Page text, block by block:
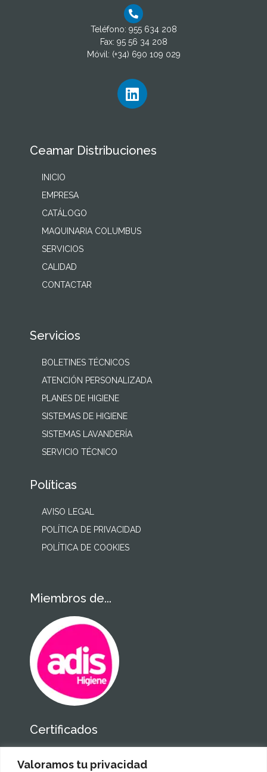
Valoramos tu privacidad
Teléfono: 955 634 208
Fax: 95 56 34 208
Móvil: (+34) 690 109 029
Ceamar Distribuciones
INICIO
EMPRESA
CATÁLOGO
MAQUINARIA COLUMBUS
SERVICIOS
CALIDAD
CONTACTAR
Servicios
BOLETINES TÉCNICOS
ATENCIÓN PERSONALIZADA
PLANES DE HIGIENE
SISTEMAS DE HIGIENE
SISTEMAS LAVANDERÍA
SERVICIO TÉCNICO
Políticas
AVISO LEGAL
POLÍTICA DE PRIVACIDAD
POLÍTICA DE COOKIES
Miembros de...
Certificados